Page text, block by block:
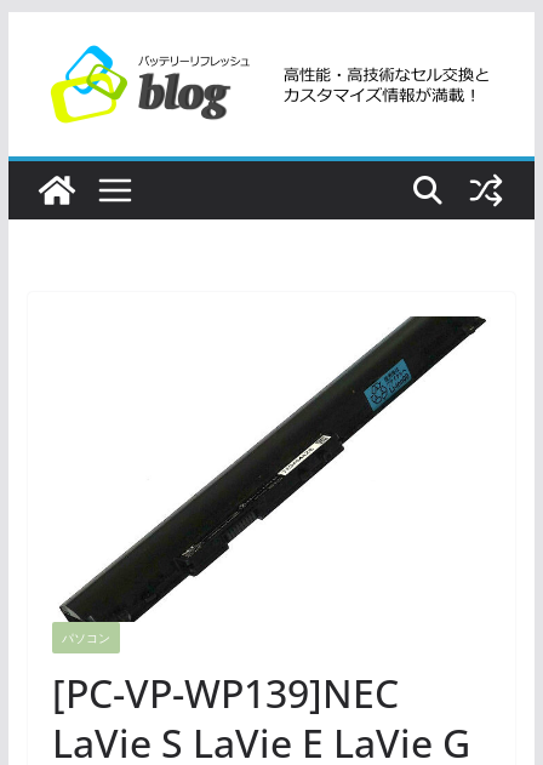
ツ
パソコン
[PC-VP-WP139]NEC
LaVie S LaVie E LaVie G